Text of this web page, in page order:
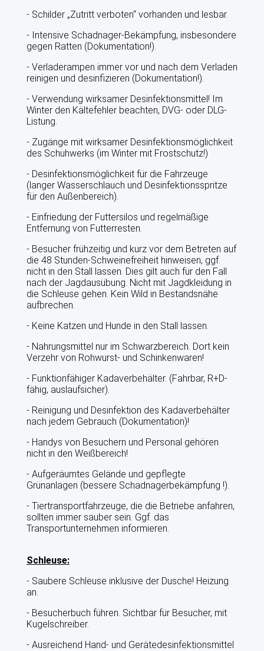
VEREIN LEBENSMITTEL OHNE GENTECHNIK
- Schilder „Zutritt verboten“ vorhanden und lesbar.
- Intensive Schadnager-Bekämpfung, insbesondere
gegen Ratten (Dokumentation!).
- Verladerampen immer vor und nach dem Verladen
reinigen und desinfizieren (Dokumentation!).
- Verwendung wirksamer Desinfektionsmittel! Im
Winter den Kältefehler beachten, DVG- oder DLG-
Listung.
- Zugänge mit wirksamer Desinfektionsmöglichkeit
des Schuhwerks (im Winter mit Frostschutz!)
- Desinfektionsmöglichkeit für die Fahrzeuge
(langer Wasserschlauch und Desinfektionsspritze
für den Außenbereich).
- Einfriedung der Futtersilos und regelmäßige
Entfernung von Futterresten.
- Besucher frühzeitig und kurz vor dem Betreten auf
die 48 Stunden-Schweinefreiheit hinweisen, ggf.
nicht in den Stall lassen. Dies gilt auch für den Fall
nach der Jagdausübung. Nicht mit Jagdkleidung in
die Schleuse gehen. Kein Wild in Bestandsnähe
aufbrechen.
- Keine Katzen und Hunde in den Stall lassen.
- Nahrungsmittel nur im Schwarzbereich. Dort kein
Verzehr von Rohwurst- und Schinkenwaren!
- Funktionfähiger Kadaverbehälter. (Fahrbar, R+D-
fähig, auslaufsicher).
- Reinigung und Desinfektion des Kadaverbehälter
nach jedem Gebrauch (Dokumentation)!
- Handys von Besuchern und Personal gehören
nicht in den Weißbereich!
- Aufgeräumtes Gelände und gepflegte
Grünanlagen (bessere Schadnagerbekämpfung !).
- Tiertransportfahrzeuge, die die Betriebe anfahren,
sollten immer sauber sein. Ggf. das
Transportunternehmen informieren.
Schleuse:
- Saubere Schleuse inklusive der Dusche! Heizung
an.
- Besucherbuch führen. Sichtbar für Besucher, mit
Kugelschreiber.
- Ausreichend Hand- und Gerätedesinfektionsmittel